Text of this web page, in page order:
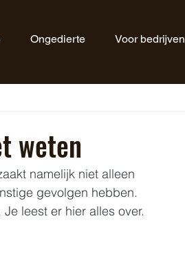
Ongedierte Voor bedrijven
weten
namelijk niet alleen
gevolgen hebben.
leest er hier alles over.